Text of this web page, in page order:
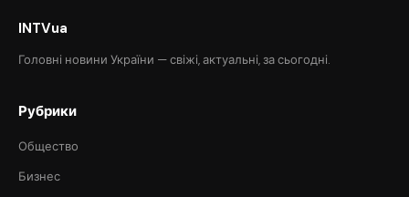
INTVua
Головні новини України — свіжі, актуальні, за сьогодні.
Рубрики
Общество
Бизнес